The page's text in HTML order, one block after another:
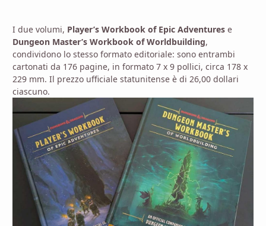
I due volumi, Player’s Workbook of Epic Adventures e
Dungeon Master’s Workbook of Worldbuilding,
condividono lo stesso formato editoriale: sono entrambi
cartonati da 176 pagine, in formato 7 x 9 pollici, circa 178 x
229 mm. Il prezzo ufficiale statunitense è di 26,00 dollari
ciascuno.